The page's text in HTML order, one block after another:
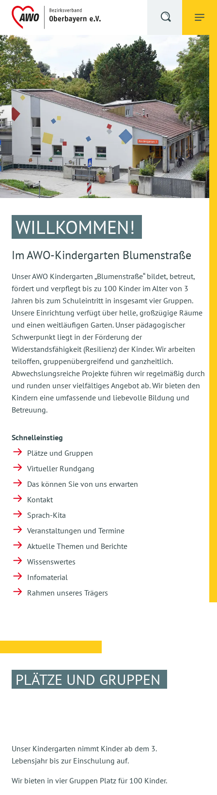
WILLKOMMEN!
Im AWO-Kindergarten Blumenstraße
Unser AWO Kindergarten „Blumenstraße“ bildet, betreut,
fördert und verpflegt bis zu 100 Kinder im Alter von 3
Jahren bis zum Schuleintritt in insgesamt vier Gruppen.
Unsere Einrichtung verfügt über helle, großzügige Räume
und einen weitläufigen Garten. Unser pädagogischer
Schwerpunkt liegt in der Förderung der
Widerstandsfähigkeit (Resilienz) der Kinder. Wir arbeiten
teiloffen, gruppenübergreifend und ganzheitlich.
Abwechslungsreiche Projekte führen wir regelmäßig durch
und runden unser vielfältiges Angebot ab. Wir bieten den
Kindern eine umfassende und liebevolle Bildung und
Betreuung.
Schnelleinstieg
Plätze und Gruppen
Virtueller Rundgang
Das können Sie von uns erwarten
Kontakt
Sprach-Kita
Veranstaltungen und Termine
Aktuelle Themen und Berichte
Wissenswertes
Infomaterial
Rahmen unseres Trägers
PLÄTZE UND GRUPPEN
Unser Kindergarten nimmt Kinder ab dem 3.
Lebensjahr bis zur Einschulung auf.
Wir bieten in vier Gruppen Platz für 100 Kinder.